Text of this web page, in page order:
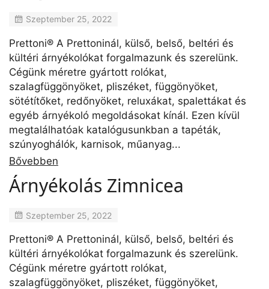
Szeptember 25, 2022
Prettoni® A Prettoninál, külső, belső, beltéri és
kültéri árnyékolókat forgalmazunk és szerelünk.
Cégünk méretre gyártott rolókat,
szalagfüggönyöket, pliszéket, függönyöket,
sötétítőket, redőnyöket, reluxákat, spalettákat és
egyéb árnyékoló megoldásokat kínál. Ezen kívül
megtalálhatóak katalógusunkban a tapéták,
szúnyoghálók, karnisok, műanyag...
Bővebben
Árnyékolás Zimnicea
Szeptember 25, 2022
Prettoni® A Prettoninál, külső, belső, beltéri és
kültéri árnyékolókat forgalmazunk és szerelünk.
Cégünk méretre gyártott rolókat,
szalagfüggönyöket, pliszéket, függönyöket,